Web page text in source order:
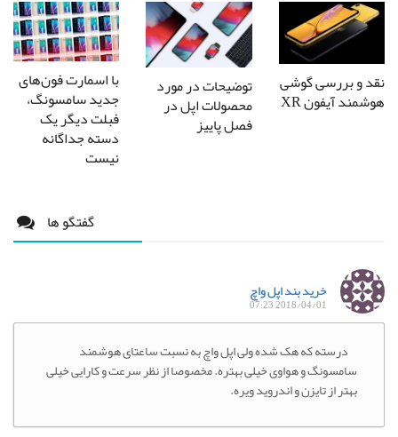
نقد و بررسی گوشی
هوشمند آیفون XR
توضیحات در مورد
محصولات اپل در
فصل پاییز
با اسمارت فون‌های
جدید سامسونگ،
فبلت دیگر یک
دسته جداگانه
نیست
گفتگو ها
خرید بند اپل واچ
2018/04/01 07:23
درسته که هک شده ولی اپل واچ به نسبت ساعتای هوشمند
سامسونگ و هواوی خیلی بهتره. مخصوصا از نظر سرعت و کارایی خیلی
بهتر از تایزن و اندروید ویره.